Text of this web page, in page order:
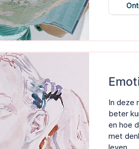
In deze
beter
en hoe
met